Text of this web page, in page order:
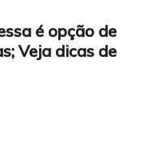
é opção de
Veja dicas de